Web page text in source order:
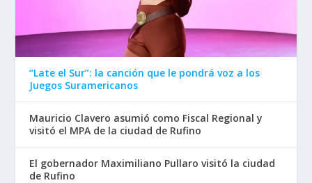
“Late el Sur”: la canción que le pondrá voz a los
Juegos Suramericanos
Mauricio Clavero asumió como Fiscal Regional y
visitó el MPA de la ciudad de Rufino
El gobernador Maximiliano Pullaro visitó la ciudad
de Rufino